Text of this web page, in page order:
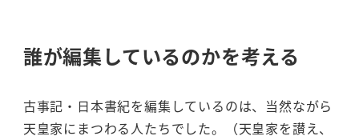
誰が編集しているのかを考える
古事記・日本書紀を編集しているのは、当然ながら
天皇家にまつわる人たちでした。（天皇家を讃え、